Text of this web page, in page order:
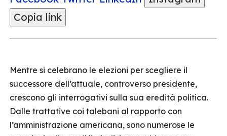
Copia link
Mentre si celebrano le elezioni per scegliere il
successore dell’attuale, controverso presidente,
crescono gli interrogativi sulla sua eredità politica.
Dalle trattative coi talebani al rapporto con
l’amministrazione americana, sono numerose le